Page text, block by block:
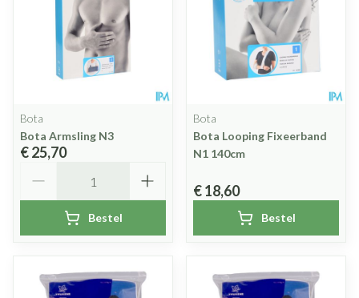
Bota
Bota Armsling N3
€ 25,70
Bestel
Bota
Bota Looping Fixeerband
N1 140cm
€ 18,60
Bestel